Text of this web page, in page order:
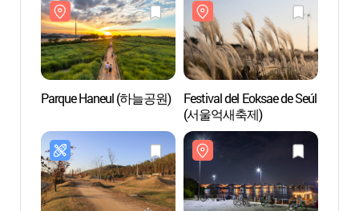
Parque Haneul (하늘공원)
Festival del Eoksae de Seúl
(서울억새축제)